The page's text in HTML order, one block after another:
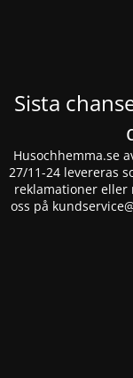
Sista
Husochhemma.se
27/11-24 levereras
reklamationer eller
oss på